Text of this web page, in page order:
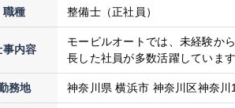
職種 整備士（正社員）
事内容
モービルオートでは、未経験か
長した社員が多数活躍していま
務地 神奈川県 横浜市 神奈川区神奈川